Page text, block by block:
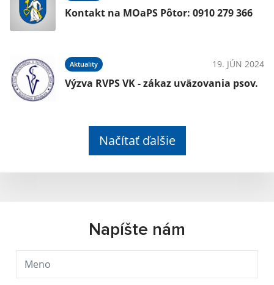
Kontakt na MOaPS Pôtor: 0910 279 366
Aktuality 19. JÚN 2024
Výzva RVPS VK - zákaz uväzovania psov.
Načítať ďalšie
Napíšte nám